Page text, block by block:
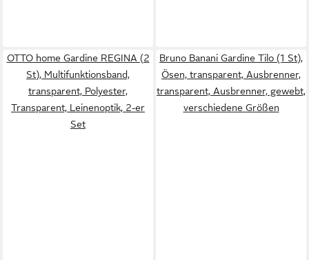
OTTO home Gardine REGINA (2
St), Multifunktionsband,
transparent, Polyester,
Transparent, Leinenoptik, 2-er
Set
Bruno Banani Gardine Tilo (1 St),
Ösen, transparent, Ausbrenner,
transparent, Ausbrenner, gewebt,
verschiedene Größen